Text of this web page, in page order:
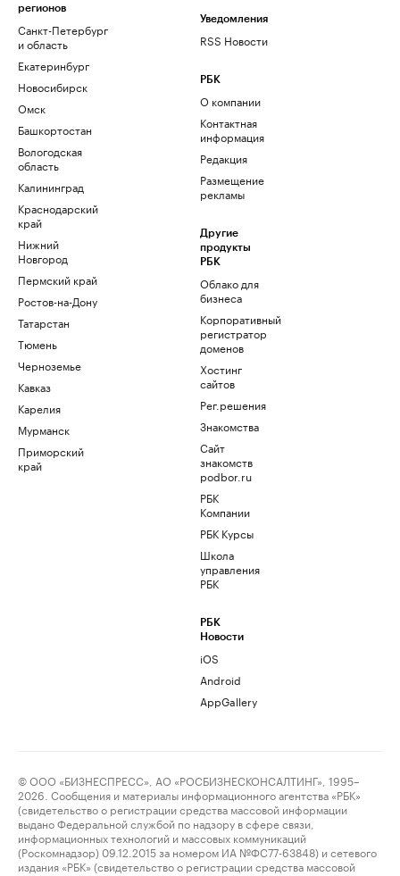
регионов
Санкт-Петербург
и область
Екатеринбург
Новосибирск
Омск
Башкортостан
Вологодская
область
Калининград
Краснодарский
край
Нижний
Новгород
Пермский край
Ростов-на-Дону
Татарстан
Тюмень
Черноземье
Кавказ
Карелия
Мурманск
Приморский
край
Уведомления
RSS Новости
РБК
О компании
Контактная
информация
Редакция
Размещение
рекламы
Другие
продукты
РБК
Облако для
бизнеса
Корпоративный
регистратор
доменов
Хостинг
сайтов
Рег.решения
Знакомства
Сайт
знакомств
podbor.ru
РБК
Компании
РБК Курсы
Школа
управления
РБК
РБК
Новости
iOS
Android
AppGallery
© ООО «БИЗНЕСПРЕСС», АО «РОСБИЗНЕСКОНСАЛТИНГ», 1995–
2026. Сообщения и материалы информационного агентства «РБК»
(свидетельство о регистрации средства массовой информации
выдано Федеральной службой по надзору в сфере связи,
информационных технологий и массовых коммуникаций
(Роскомнадзор) 09.12.2015 за номером ИА №ФС77-63848) и сетевого
издания «РБК» (свидетельство о регистрации средства массовой